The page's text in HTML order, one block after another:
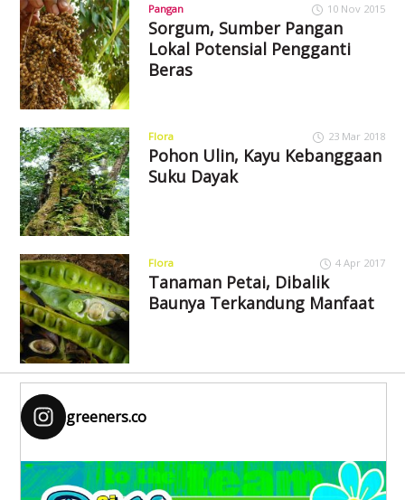
Pangan 10 Nov 2015
Sorgum, Sumber Pangan
Lokal Potensial Pengganti
Beras
Flora 23 Mar 2018
Pohon Ulin, Kayu Kebanggaan
Suku Dayak
Flora 4 Apr 2017
Tanaman Petai, Dibalik
Baunya Terkandung Manfaat
greeners.co